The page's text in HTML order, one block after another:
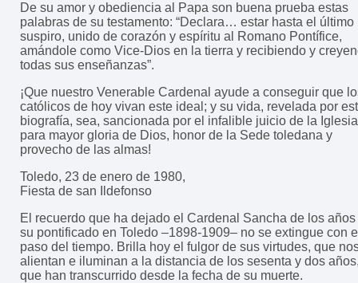
De su amor y obediencia al Papa son buena prueba estas
palabras de su testamento: “Declara… estar hasta el último
suspiro, unido de corazón y espíritu al Romano Pontífice,
amándole como Vice-Dios en la tierra y recibiendo y
todas sus enseñanzas”.
¡Que nuestro Venerable Cardenal ayude a conseguir que
católicos de hoy vivan este ideal; y su vida, revelada por
biografía, sea, sancionada por el infalible juicio de la
para mayor gloria de Dios, honor de la Sede toledana y
provecho de las almas!
Toledo, 23 de enero de 1980,
Fiesta de san Ildefonso
El recuerdo que ha dejado el Cardenal Sancha de los años
su pontificado en Toledo –1898-1909– no se extingue con
paso del tiempo. Brilla hoy el fulgor de sus virtudes, que
alientan e iluminan a la distancia de los sesenta y dos
que han transcurrido desde la fecha de su muerte.